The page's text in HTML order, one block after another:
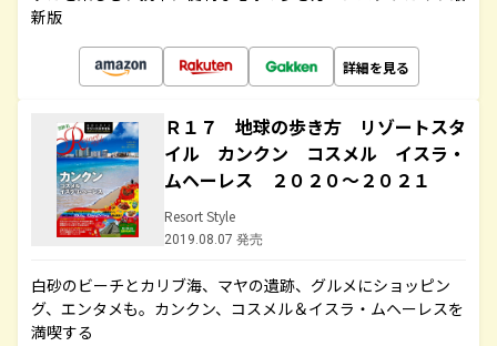
新版
詳細を見る
Ｒ１７ 地球の歩き方 リゾートスタ
イル カンクン コスメル イスラ・
ムヘーレス ２０２０～２０２１
Resort Style
2019.08.07 発売
白砂のビーチとカリブ海、マヤの遺跡、グルメにショッピン
グ、エンタメも。カンクン、コスメル＆イスラ・ムヘーレスを
満喫する